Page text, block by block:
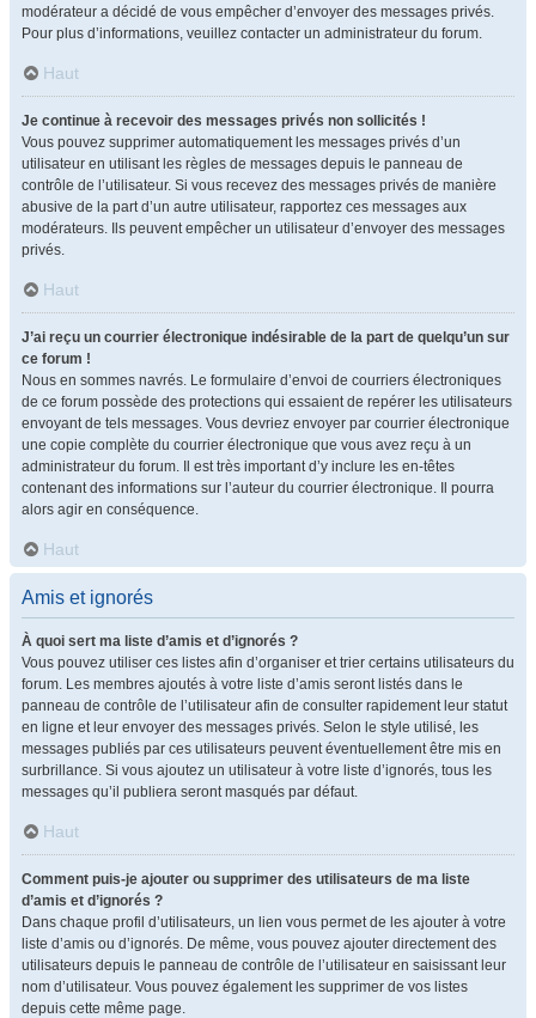
modérateur a décidé de vous empêcher d’envoyer des messages privés.
Pour plus d’informations, veuillez contacter un administrateur du forum.
Haut
Je continue à recevoir des messages privés non sollicités !
Vous pouvez supprimer automatiquement les messages privés d’un
utilisateur en utilisant les règles de messages depuis le panneau de
contrôle de l’utilisateur. Si vous recevez des messages privés de manière
abusive de la part d’un autre utilisateur, rapportez ces messages aux
modérateurs. Ils peuvent empêcher un utilisateur d’envoyer des messages
privés.
Haut
J’ai reçu un courrier électronique indésirable de la part de quelqu’un sur
ce forum !
Nous en sommes navrés. Le formulaire d’envoi de courriers électroniques
de ce forum possède des protections qui essaient de repérer les utilisateurs
envoyant de tels messages. Vous devriez envoyer par courrier électronique
une copie complète du courrier électronique que vous avez reçu à un
administrateur du forum. Il est très important d’y inclure les en-têtes
contenant des informations sur l’auteur du courrier électronique. Il pourra
alors agir en conséquence.
Haut
Amis et ignorés
À quoi sert ma liste d’amis et d’ignorés ?
Vous pouvez utiliser ces listes afin d’organiser et trier certains utilisateurs du
forum. Les membres ajoutés à votre liste d’amis seront listés dans le
panneau de contrôle de l’utilisateur afin de consulter rapidement leur statut
en ligne et leur envoyer des messages privés. Selon le style utilisé, les
messages publiés par ces utilisateurs peuvent éventuellement être mis en
surbrillance. Si vous ajoutez un utilisateur à votre liste d’ignorés, tous les
messages qu’il publiera seront masqués par défaut.
Haut
Comment puis-je ajouter ou supprimer des utilisateurs de ma liste
d’amis et d’ignorés ?
Dans chaque profil d’utilisateurs, un lien vous permet de les ajouter à votre
liste d’amis ou d’ignorés. De même, vous pouvez ajouter directement des
utilisateurs depuis le panneau de contrôle de l’utilisateur en saisissant leur
nom d’utilisateur. Vous pouvez également les supprimer de vos listes
depuis cette même page.